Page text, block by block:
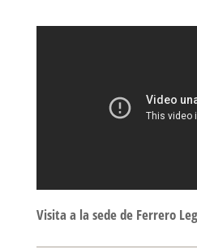
Visita a la sede de Ferrero